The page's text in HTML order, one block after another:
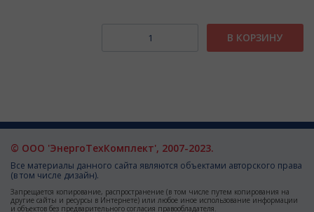
В КОРЗИНУ
© ООО 'ЭнергоТехКомплект', 2007-2023.
Все материалы данного сайта являются объектами авторского права
(в том числе дизайн).
Запрещается копирование, распространение (в том числе путем копирования на
другие сайты и ресурсы в Интернете) или любое иное использование информации
и объектов без предварительного согласия правообладателя.